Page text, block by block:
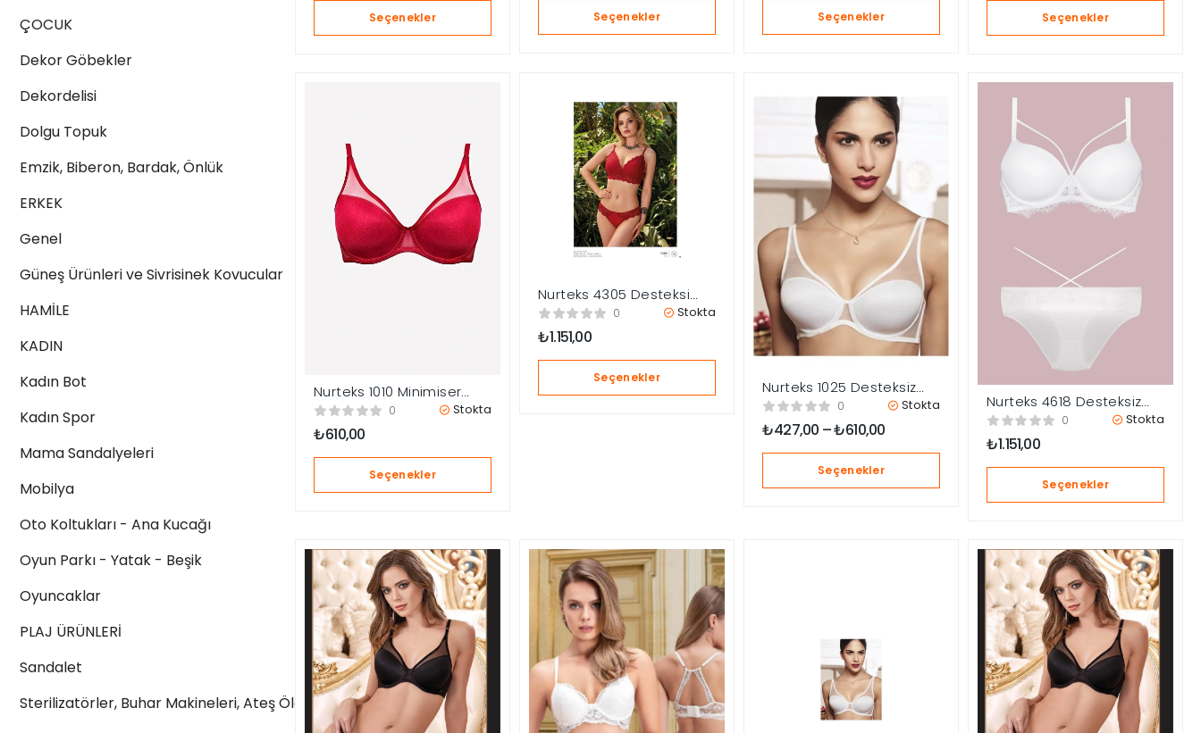
ÇOCUK
Dekor Göbekler
Dekordelisi
Dolgu Topuk
Emzik, Biberon, Bardak, Önlük
ERKEK
Genel
Güneş Ürünleri ve Sivrisinek Kovucular
HAMİLE
KADIN
Kadın Bot
Kadın Spor
Mama Sandalyeleri
Mobilya
Oto Koltukları - Ana Kucağı
Oyun Parkı - Yatak - Beşik
Oyuncaklar
PLAJ ÜRÜNLERİ
Sandalet
Sterilizatörler, Buhar Makineleri, Ateş Ölçerler
Seçenekler Seçenekler Seçenekler Seçenekler
Nurteks 1010 Minimiser
Desteksiz Sütyen
0 Stokta
₺610,00
Seçenekler
Nurteks 4305 Desteksi
Sütyen Takımı
0 Stokta
₺1.151,00
Seçenekler
Nurteks 1025 Desteksiz
Sütyen
0 Stokta
₺427,00 –₺610,00
Seçenekler
Nurteks 4618 Desteksiz
Sütyen Takım
0 Stokta
₺1.151,00
Seçenekler